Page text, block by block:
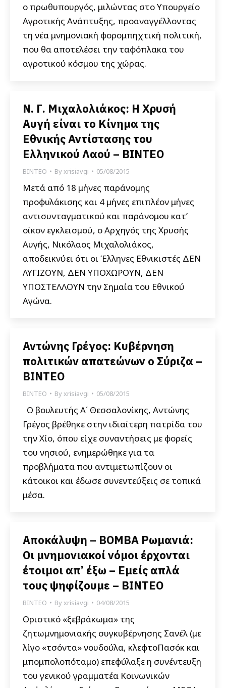
ο πρωθυπουργός, μιλώντας στο Υπουργείο
Αγροτικής Ανάπτυξης, προαναγγέλλοντας
τη νέα μνημονιακή φορομπηχτική πολιτική,
που θα αποτελέσει την ταφόπλακα του
αγροτικού κόσμου της χώρας.
Ν. Γ. Μιχαλολιάκος: Η Χρυσή
Αυγή είναι το Κίνημα της
Εθνικής Αντίστασης του
Ελληνικού Λαού – BINTEO
ΒΙΝΤΕΟ Byxrisiavgi 05/08/2015
Μετά από 18 μήνες παράνομης
προφυλάκισης και 4 μήνες επιπλέον μήνες
αντισυνταγματικού και παράνομου κατ’
οίκον εγκλεισμού, ο Αρχηγός της Χρυσής
Αυγής, Νικόλαος Μιχαλολιάκος,
αποδεικνύει ότι οι Έλληνες Εθνικιστές ΔΕΝ
ΛΥΓΙΖΟΥΝ, ΔΕΝ ΥΠΟΧΩΡΟΥΝ, ΔΕΝ
ΥΠΟΣΤΕΛΛΟΥΝ την Σημαία του Εθνικού
Αγώνα.
Αντώνης Γρέγος: Κυβέρνηση
πολιτικών απατεώνων ο Σύριζα –
ΒΙΝΤΕΟ
ΒΙΝΤΕΟ Byxrisiavgi 05/08/2015
Ο βουλευτής Α΄ Θεσσαλονίκης, Αντώνης
Γρέγος βρέθηκε στην ιδιαίτερη πατρίδα του
την Χίο, όπου είχε συναντήσεις με φορείς
του νησιού, ενημερώθηκε για τα
προβλήματα που αντιμετωπίζουν οι
κάτοικοι και έδωσε συνεντεύξεις σε τοπικά
μέσα.
Αποκάλυψη – ΒΟΜΒΑ Ρωμανιά:
Οι μνημονιακοί νόμοι έρχονται
έτοιμοι απ’ έξω – Εμείς απλά
τους ψηφίζουμε – ΒΙΝΤΕΟ
ΒΙΝΤΕΟ Byxrisiavgi 04/08/2015
Οριστικό «ξεβράκωμα» της
ζητωμνημονιακής συγκυβέρνησης Σανέλ (με
λίγο «τσόντα» νουδούλα, κλεφτοΠασόκ και
μπομπολοπόταμο) επεφύλαξε η συνέντευξη
του γενικού γραμματέα Κοινωνικών